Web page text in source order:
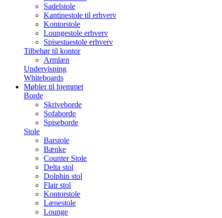
Sadelstole
Kantinestole til erhverv
Kontorstole
Loungestole erhverv
Spisestuestole erhverv
Tilbehør til kontor
Armlæn
Undervisning
Whiteboards
Møbler til hjemmet
Borde
Skriveborde
Sofaborde
Spiseborde
Stole
Barstole
Bænke
Counter Stole
Delta stol
Dolphin stol
Flair stol
Kontorstole
Lænestole
Lounge